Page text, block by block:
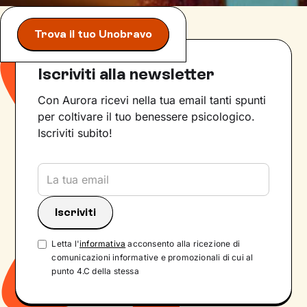
Trova il tuo Unobravo
Iscriviti alla newsletter
Con Aurora ricevi nella tua email tanti spunti
per coltivare il tuo benessere psicologico.
Iscriviti subito!
Letta l'informativa acconsento alla ricezione di
comunicazioni informative e promozionali di cui al
punto 4.C della stessa